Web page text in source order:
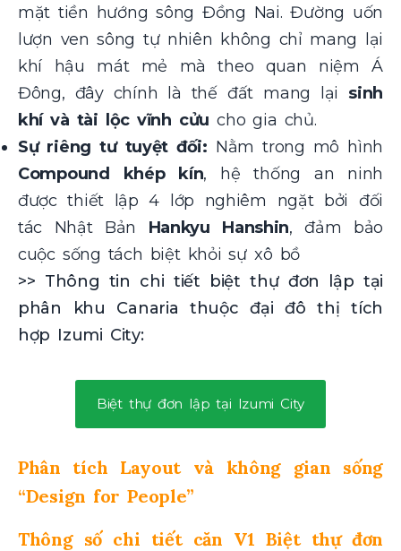
mặt tiền hướng sông Đồng Nai. Đường uốn
lượn ven sông tự nhiên không chỉ mang lại
khí hậu mát mẻ mà theo quan niệm Á
Đông, đây chính là thế đất mang lại sinh
khí và tài lộc vĩnh cửu cho gia chủ.
Sự riêng tư tuyệt đối: Nằm trong mô hình
Compound khép kín, hệ thống an ninh
được thiết lập 4 lớp nghiêm ngặt bởi đối
tác Nhật Bản Hankyu Hanshin, đảm bảo
cuộc sống tách biệt khỏi sự xô bồ
>> Thông tin chi tiết biệt thự đơn lập tại
phân khu Canaria thuộc đại đô thị tích
hợp Izumi City:
Biệt thự đơn lập tại Izumi City
Phân tích Layout và không gian sống
“Design for People”
Thông số chi tiết căn V1 Biệt thự đơn